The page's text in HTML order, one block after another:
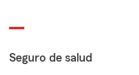
Seguro de salud